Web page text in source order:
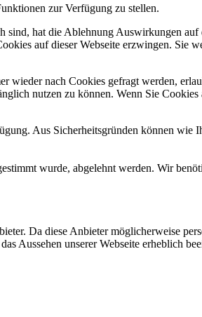
zur Verfügung zu stellen.
hat die Ablehnung Auswirkungen
auf dieser Webseite erzwingen. Sie
wieder nach Cookies gefragt werden,
nutzen zu können. Wenn Sie
Aus Sicherheitsgründen können wie
wurde, abgelehnt werden. Wir
Da diese Anbieter möglicherweise
Aussehen unserer Webseite erheblich